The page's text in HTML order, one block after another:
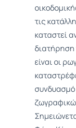
τις
καταστεί
διατήρηση
είναι οι
συνδυασμό